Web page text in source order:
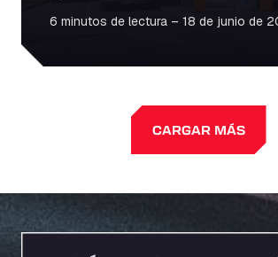
6 minutos de lectura – 18 de junio de
CARGAR MÁS